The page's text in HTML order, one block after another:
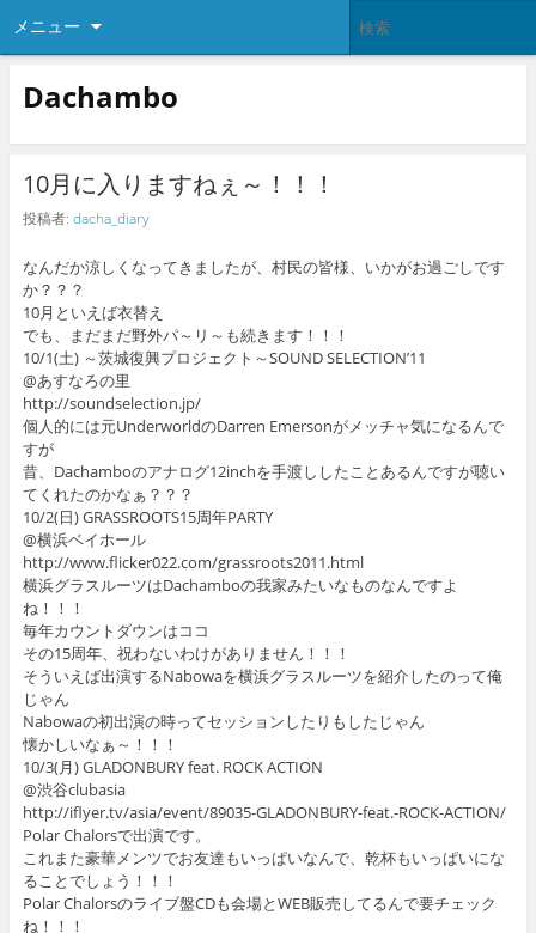
メニュー
Dachambo
10月に入りますねぇ～！！！
投稿者: dacha_diary
なんだか涼しくなってきましたが、村民の皆様、いかがお過ごしです
か？？？
10月といえば衣替え
でも、まだまだ野外パ～リ～も続きます！！！
10/1(土) ～茨城復興プロジェクト～SOUND SELECTION’11
@あすなろの里
http://soundselection.jp/
個人的には元UnderworldのDarren Emersonがメッチャ気になるんで
すが
昔、Dachamboのアナログ12inchを手渡ししたことあるんですが聴い
てくれたのかなぁ？？？
10/2(日) GRASSROOTS15周年PARTY
@横浜ベイホール
http://www.flicker022.com/grassroots2011.html
横浜グラスルーツはDachamboの我家みたいなものなんですよ
ね！！！
毎年カウントダウンはココ
その15周年、祝わないわけがありません！！！
そういえば出演するNabowaを横浜グラスルーツを紹介したのって俺
じゃん
Nabowaの初出演の時ってセッションしたりもしたじゃん
懐かしいなぁ～！！！
10/3(月) GLADONBURY feat. ROCK ACTION
@渋谷clubasia
http://iflyer.tv/asia/event/89035-GLADONBURY-feat.-ROCK-ACTION/
Polar Chalorsで出演です。
これまた豪華メンツでお友達もいっぱいなんで、乾杯もいっぱいにな
ることでしょう！！！
Polar Chalorsのライブ盤CDも会場とWEB販売してるんで要チェック
ね！！！